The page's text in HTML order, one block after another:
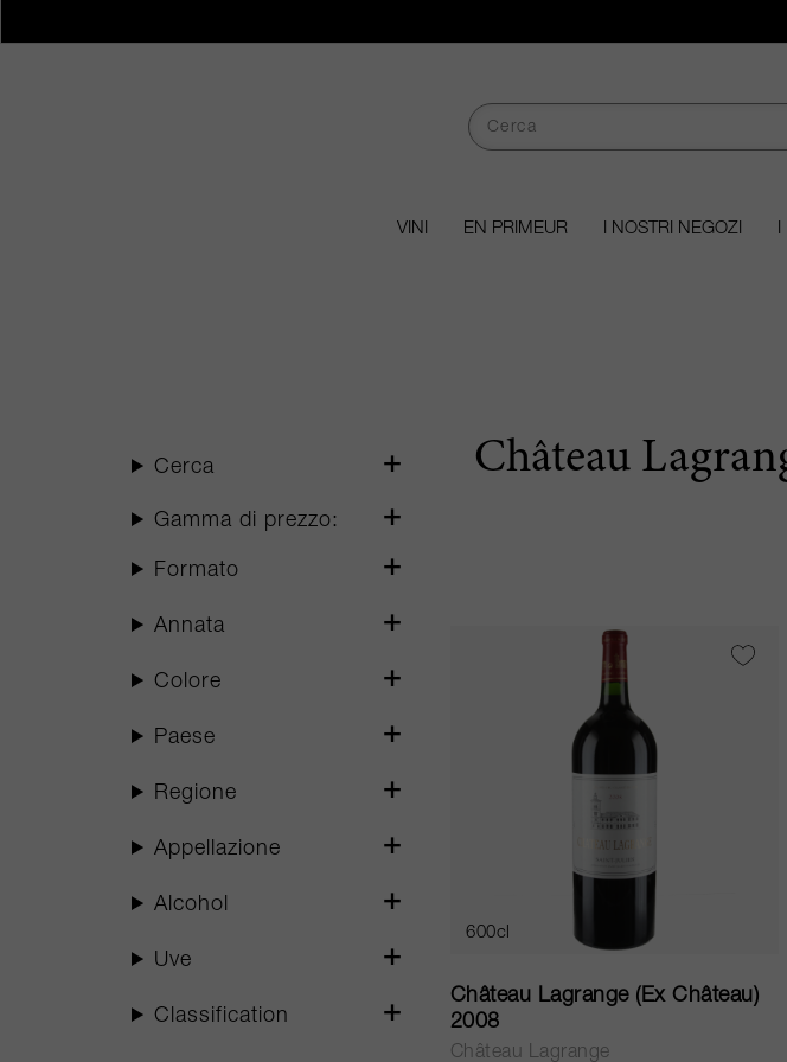
VINI EN PRIMEUR I NOSTRI NEGOZI I
Château
600cl
Château Lagrange (Ex Château)
2008
Château Lagrange
Cerca
Gamma di prezzo:
Formato
Annata
Colore
Paese
Regione
Appellazione
Alcohol
Uve
Classification